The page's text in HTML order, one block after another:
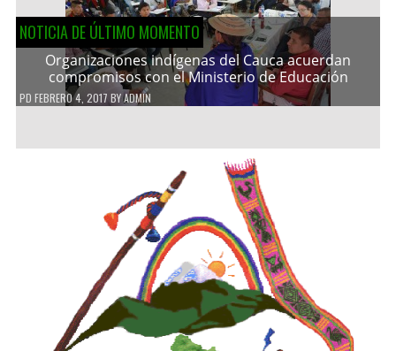
NOTICIA DE ÚLTIMO MOMENTO
Organizaciones indígenas del Cauca acuerdan
compromisos con el Ministerio de Educación
PD FEBRERO 4, 2017 BYADMIN